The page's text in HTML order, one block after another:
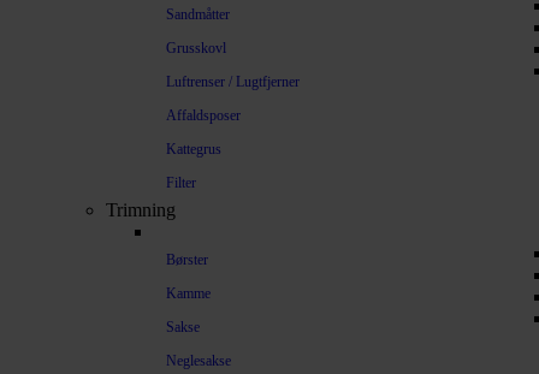
Sandmåtter
Grusskovl
Luftrenser / Lugtfjerner
Affaldsposer
Kattegrus
Filter
Trimning
Børster
Kamme
Sakse
Neglesakse